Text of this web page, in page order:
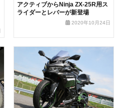
アクティブからNinja ZX-25R用ス
ライダーとレバーが新登場
2020年10月24日